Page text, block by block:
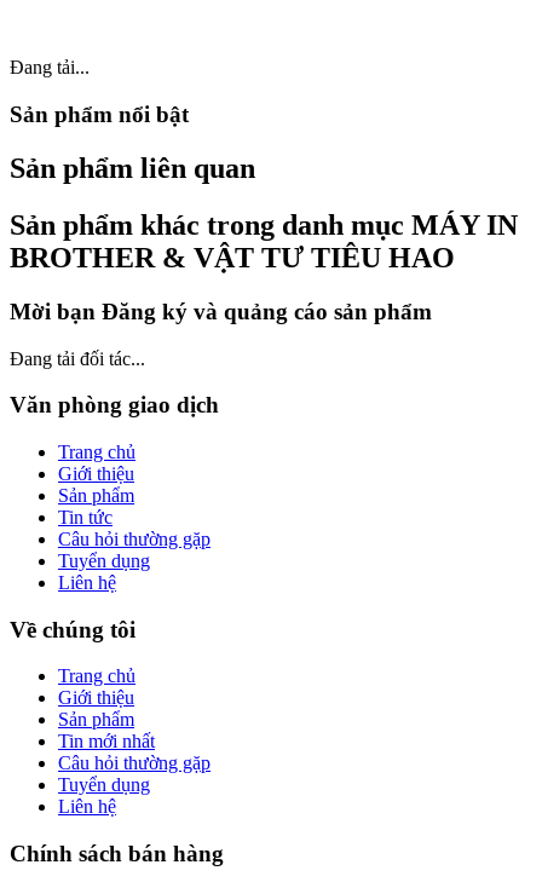
Đang tải...
Sản phẩm nổi bật
Sản phẩm liên quan
Sản phẩm khác trong danh mục MÁY IN
BROTHER & VẬT TƯ TIÊU HAO
Mời bạn Đăng ký và quảng cáo sản phẩm
Đang tải đối tác...
Văn phòng giao dịch
Trang chủ
Giới thiệu
Sản phẩm
Tin tức
Câu hỏi thường gặp
Tuyển dụng
Liên hệ
Về chúng tôi
Trang chủ
Giới thiệu
Sản phẩm
Tin mới nhất
Câu hỏi thường gặp
Tuyển dụng
Liên hệ
Chính sách bán hàng